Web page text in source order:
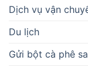
Dịch vụ vận
Du lịch
Gửi bột cà phê